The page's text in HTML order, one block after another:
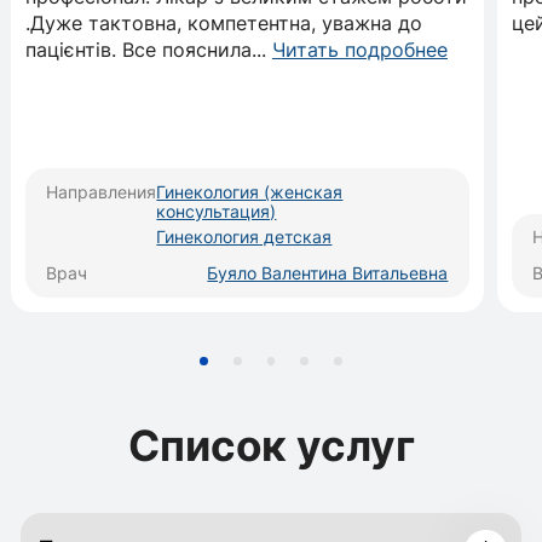
.Дуже тактовна, компетентна, уважна до
пацієнтів. Все пояснила... Читать подробнее
НаправленияГинекология (женская
консультация)
Гинекология детская
Врач
Буяло Валентина Витальевна
Список услуг